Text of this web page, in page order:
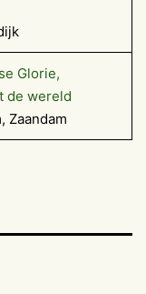
Glorie,
de wereld
Zaandam